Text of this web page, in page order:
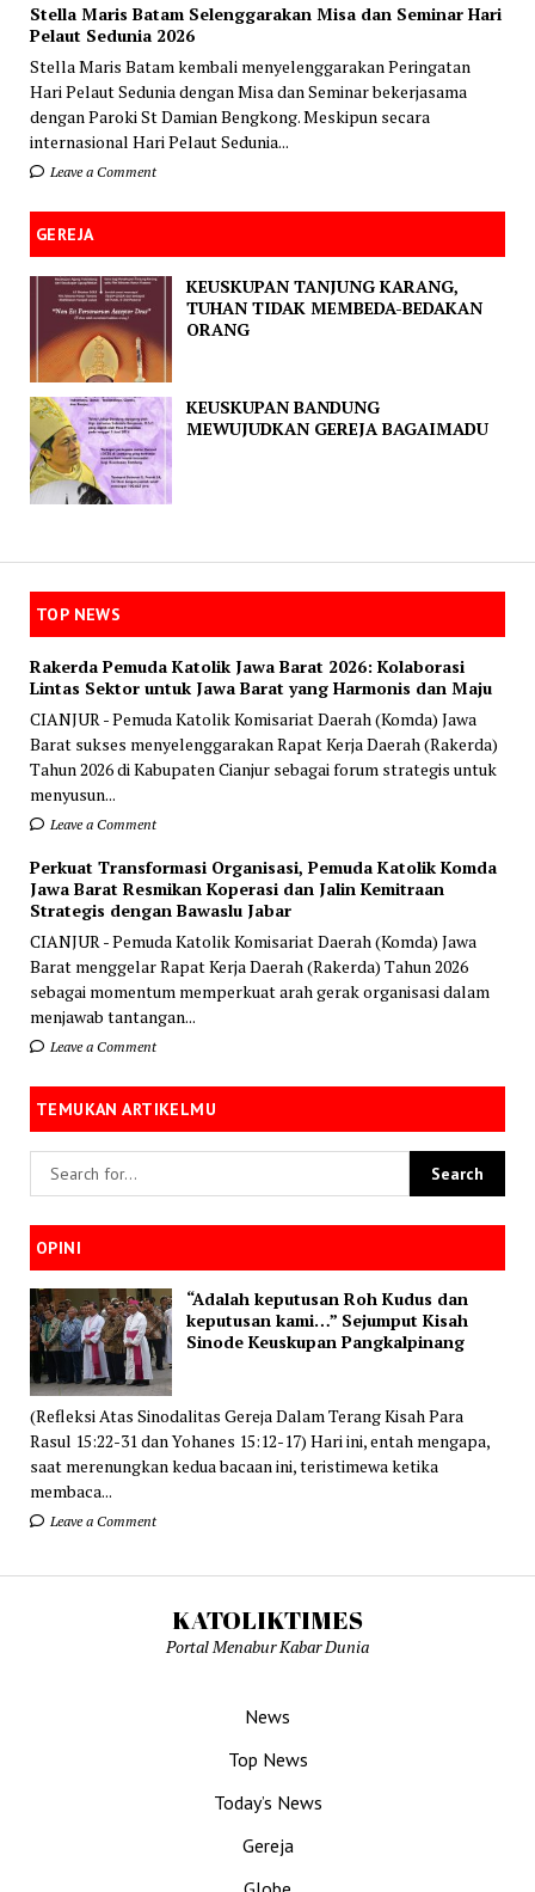
Stella Maris Batam Selenggarakan Misa dan Seminar Hari
Pelaut Sedunia 2026
Stella Maris Batam kembali menyelenggarakan Peringatan
Hari Pelaut Sedunia dengan Misa dan Seminar bekerjasama
dengan Paroki St Damian Bengkong. Meskipun secara
internasional Hari Pelaut Sedunia...
Leave a Comment
GEREJA
KEUSKUPAN TANJUNG KARANG,
TUHAN TIDAK MEMBEDA-BEDAKAN
ORANG
KEUSKUPAN BANDUNG
MEWUJUDKAN GEREJA BAGAIMADU
TOP NEWS
Rakerda Pemuda Katolik Jawa Barat 2026: Kolaborasi
Lintas Sektor untuk Jawa Barat yang Harmonis dan Maju
CIANJUR - Pemuda Katolik Komisariat Daerah (Komda) Jawa
Barat sukses menyelenggarakan Rapat Kerja Daerah (Rakerda)
Tahun 2026 di Kabupaten Cianjur sebagai forum strategis untuk
menyusun...
Leave a Comment
Perkuat Transformasi Organisasi, Pemuda Katolik Komda
Jawa Barat Resmikan Koperasi dan Jalin Kemitraan
Strategis dengan Bawaslu Jabar
CIANJUR - Pemuda Katolik Komisariat Daerah (Komda) Jawa
Barat menggelar Rapat Kerja Daerah (Rakerda) Tahun 2026
sebagai momentum memperkuat arah gerak organisasi dalam
menjawab tantangan...
Leave a Comment
TEMUKAN ARTIKELMU
OPINI
“Adalah keputusan Roh Kudus dan
keputusan kami…” Sejumput Kisah
Sinode Keuskupan Pangkalpinang
(Refleksi Atas Sinodalitas Gereja Dalam Terang Kisah Para
Rasul 15:22-31 dan Yohanes 15:12-17) Hari ini, entah mengapa,
saat merenungkan kedua bacaan ini, teristimewa ketika
membaca...
Leave a Comment
KATOLIKTIMES
Portal Menabur Kabar Dunia
News
Top News
Today’s News
Gereja